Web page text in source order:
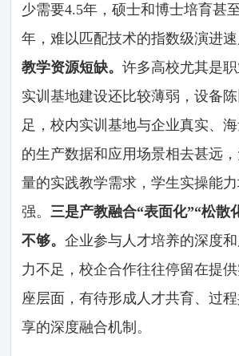
少需要4.5年，硕士和博士培育甚
年，难以匹配技术的指数级演进
教学资源短缺。许多高校尤其是
实训基地建设还比较薄弱，设备
足，校内实训基地与企业真实、
的生产数据和应用场景相去甚远
量的实践教学需求，学生实操能
强。 三是产教融合“表面化”“松散
不够。企业参与人才培养的深度
力不足，校企合作往往停留在提
座层面，有待形成人才共育、过
享的深度融合机制。